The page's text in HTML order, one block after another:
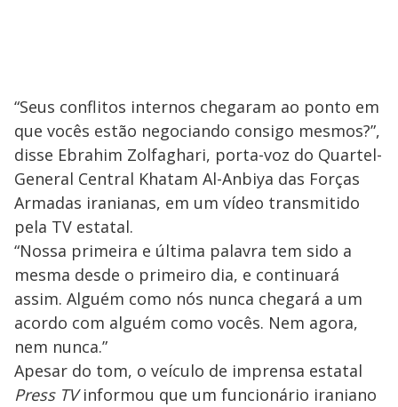
“Seus conflitos internos chegaram ao ponto em
que vocês estão negociando consigo mesmos?”,
disse Ebrahim Zolfaghari, porta-voz do Quartel-
General Central Khatam Al-Anbiya das Forças
Armadas iranianas, em um vídeo transmitido
pela TV estatal.
“Nossa primeira e última palavra tem sido a
mesma desde o primeiro dia, e continuará
assim. Alguém como nós nunca chegará a um
acordo com alguém como vocês. Nem agora,
nem nunca.”
Apesar do tom, o veículo de imprensa estatal
Press TVinformou que um funcionário iraniano